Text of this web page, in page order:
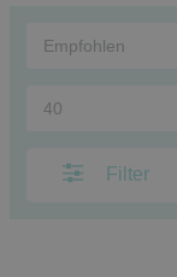
Filter